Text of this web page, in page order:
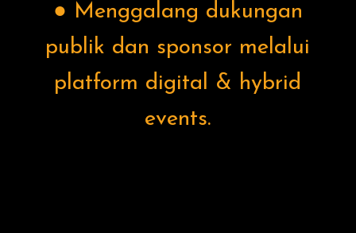
● Menggalang dukungan
publik dan sponsor melalui
platform digital & hybrid
events.